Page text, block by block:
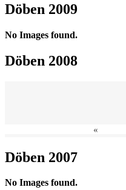
Döben 2009
No Images found.
Döben 2008
«
Döben 2007
No Images found.